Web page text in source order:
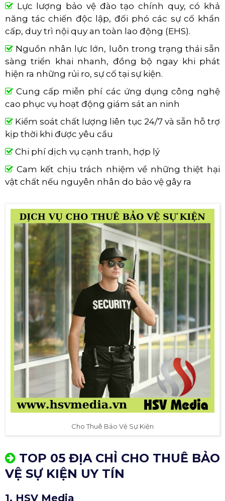
Lực lượng bảo vệ đào tạo chính quy, có khả
năng tác chiến độc lập, đối phó các sự cố khẩn
cấp, duy trì nội quy an toàn lao động (EHS).
Nguồn nhân lực lớn, luôn trong trạng thái sẵn
sàng triển khai nhanh, đồng bộ ngay khi phát
hiện ra những rủi ro, sự cố tại sự kiện.
Cung cấp miễn phí các ứng dụng công nghệ
cao phục vụ hoạt động giám sát an ninh
Kiểm soát chất lượng liên tục 24/7 và sẵn hỗ trợ
kịp thời khi được yêu cầu
Chi phí dịch vụ cạnh tranh, hợp lý
Cam kết chịu trách nhiệm về những thiệt hại
vật chất nếu nguyên nhân do bảo vệ gây ra
Cho Thuê Bảo Vệ Sự Kiện
TOP 05 ĐỊA CHỈ CHO THUÊ BẢO
VỆ SỰ KIỆN UY TÍN
1. HSV Media